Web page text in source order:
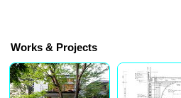
Works & Projects